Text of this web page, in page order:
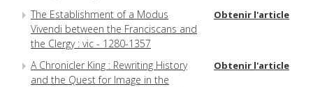
The Establishment of a Modus
Vivendi between the Franciscans and
the Clergy : vic - 1280-1357
Obtenir l'article
A Chronicler King : Rewriting History
and the Quest for Image in the
Obtenir l'article